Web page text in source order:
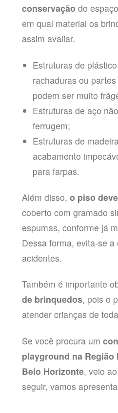
conservação do
em qual material os
assim avaliar.
Estruturas de
rachaduras ou
podem ser muito
Estruturas de aço
ferrugem;
Estruturas de
acabamento
para farpas.
Além disso, o piso
coberto com gramado
espumas, conforme já
Dessa forma, evita-se a
acidentes.
Também é importante
de brinquedos, pois o
atender crianças de
Se você procura um
playground na Região
Belo Horizonte, veio
seguir, vamos